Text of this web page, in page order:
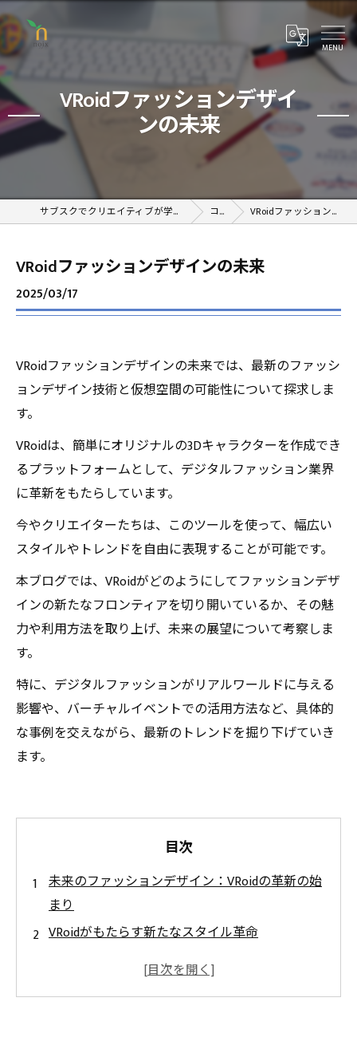
VRoidファッションデザイ
ンの未来
サブスクでクリエイティブが学べるオンラインスクール コラム VRoidファッションデザインの未来
VRoidファッションデザインの未来
2025/03/17
VRoidファッションデザインの未来では、最新のファッシ
ョンデザイン技術と仮想空間の可能性について探求しま
す。
VRoidは、簡単にオリジナルの3Dキャラクターを作成でき
るプラットフォームとして、デジタルファッション業界
に革新をもたらしています。
今やクリエイターたちは、このツールを使って、幅広い
スタイルやトレンドを自由に表現することが可能です。
本ブログでは、VRoidがどのようにしてファッションデザ
インの新たなフロンティアを切り開いているか、その魅
力や利用方法を取り上げ、未来の展望について考察しま
す。
特に、デジタルファッションがリアルワールドに与える
影響や、バーチャルイベントでの活用方法など、具体的
な事例を交えながら、最新のトレンドを掘り下げていき
ます。
目次
未来のファッションデザイン：VRoidの革新の始
まり
VRoidがもたらす新たなスタイル革命
クリエイターたちの自由な表現：仮想空間での